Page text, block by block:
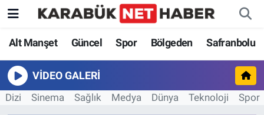
Alt Manşet Güncel Spor Bölgeden Safranbolu
VIDEO GALERI
Dizi Sinema Sağlık Medya Dünya Teknoloji Spor